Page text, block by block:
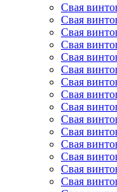
Свая
Свая
Свая
Свая
Свая
Свая
Свая
Свая
Свая
Свая
Свая
Свая
Свая
Свая
Свая